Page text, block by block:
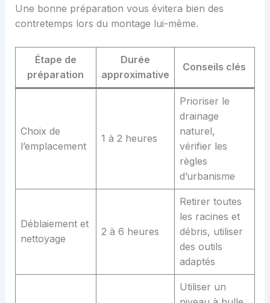
Une bonne préparation vous évitera bien des
contretemps lors du montage lui-même.
Étape de
préparation
Durée
approximative
Conseils clés
Choix de
l’emplacement
1 à 2 heures
Prioriser le
drainage
naturel,
vérifier les
règles
d’urbanisme
Déblaiement et
nettoyage
2 à 6 heures
Retirer toutes
les racines et
débris, utiliser
des outils
adaptés
Utiliser un